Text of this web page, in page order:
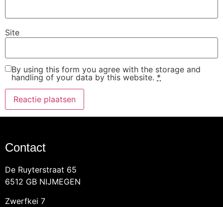
Site
By using this form you agree with the storage and
handling of your data by this website. *
Contact
De Ruyterstraat 65
6512 GB NIJMEGEN
Zwerfkei 7